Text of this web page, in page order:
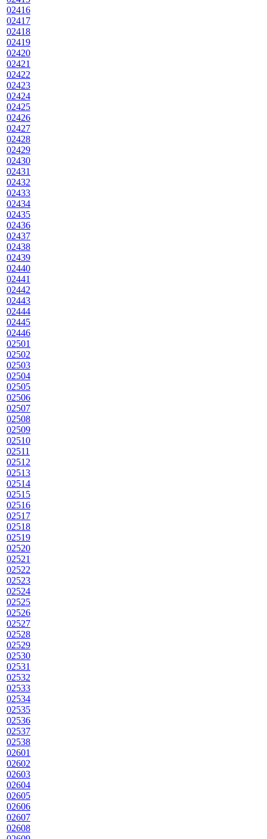
02416
02417
02418
02419
02420
02421
02422
02423
02424
02425
02426
02427
02428
02429
02430
02431
02432
02433
02434
02435
02436
02437
02438
02439
02440
02441
02442
02443
02444
02445
02446
02501
02502
02503
02504
02505
02506
02507
02508
02509
02510
02511
02512
02513
02514
02515
02516
02517
02518
02519
02520
02521
02522
02523
02524
02525
02526
02527
02528
02529
02530
02531
02532
02533
02534
02535
02536
02537
02538
02601
02602
02603
02604
02605
02606
02607
02608